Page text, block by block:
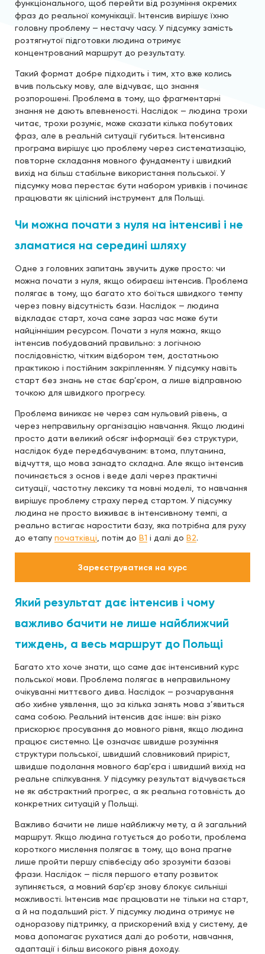
функціонального, щоб перейти від розуміння окремих
фраз до реальної комунікації. Інтенсив вирішує їхню
головну проблему — нестачу часу. У підсумку замість
розтягнутої підготовки людина отримує
концентрований маршрут до результату.
Такий формат добре підходить і тим, хто вже колись
вчив польську мову, але відчуває, що знання
розпорошені. Проблема в тому, що фрагментарні
знання не дають впевненості. Наслідок — людина трохи
читає, трохи розуміє, може сказати кілька побутових
фраз, але в реальній ситуації губиться. Інтенсивна
програма вирішує цю проблему через систематизацію,
повторне складання мовного фундаменту і швидкий
вихід на більш стабільне використання польської. У
підсумку мова перестає бути набором уривків і починає
працювати як цілісний інструмент для Польщі.
Чи можна почати з нуля на інтенсиві і не
зламатися на середині шляху
Одне з головних запитань звучить дуже просто: чи
можна почати з нуля, якщо обираєш інтенсив. Проблема
полягає в тому, що багато хто боїться швидкого темпу
через повну відсутність бази. Наслідок — людина
відкладає старт, хоча саме зараз час може бути
найціннішим ресурсом. Почати з нуля можна, якщо
інтенсив побудований правильно: з логічною
послідовністю, чітким відбором тем, достатньою
практикою і постійним закріпленням. У підсумку навіть
старт без знань не стає бар’єром, а лише відправною
точкою для швидкого прогресу.
Проблема виникає не через сам нульовий рівень, а
через неправильну організацію навчання. Якщо людині
просто дати великий обсяг інформації без структури,
наслідок буде передбачуваним: втома, плутанина,
відчуття, що мова занадто складна. Але якщо інтенсив
починається з основ і веде далі через практичні
ситуації, частотну лексику та мовні моделі, то навчання
вирішує проблему страху перед стартом. У підсумку
людина не просто виживає в інтенсивному темпі, а
реально встигає наростити базу, яка потрібна для руху
до етапу початківці , потім до B1 і далі до B2.
Зареєструватися на курс
Який результат дає інтенсив і чому
важливо бачити не лише найближчий
тиждень, а весь маршрут до Польщі
Багато хто хоче знати, що саме дає інтенсивний курс
польської мови. Проблема полягає в неправильному
очікуванні миттєвого дива. Наслідок — розчарування
або хибне уявлення, що за кілька занять мова з’явиться
сама собою. Реальний інтенсив дає інше: він різко
прискорює просування до мовного рівня, якщо людина
працює системно. Це означає швидше розуміння
структури польської, швидший словниковий приріст,
швидше подолання мовного бар’єра і швидший вихід на
реальне спілкування. У підсумку результат відчувається
не як абстрактний прогрес, а як реальна готовність до
конкретних ситуацій у Польщі.
Важливо бачити не лише найближчу мету, а й загальний
маршрут. Якщо людина готується до роботи, проблема
короткого мислення полягає в тому, що вона прагне
лише пройти першу співбесіду або зрозуміти базові
фрази. Наслідок — після першого етапу розвиток
зупиняється, а мовний бар’єр знову блокує сильніші
можливості. Інтенсив має працювати не тільки на старт,
а й на подальший ріст. У підсумку людина отримує не
одноразову підтримку, а прискорений вхід у систему, де
мова допомагає рухатися далі до роботи, навчання,
адаптації і більш високого рівня доходу.